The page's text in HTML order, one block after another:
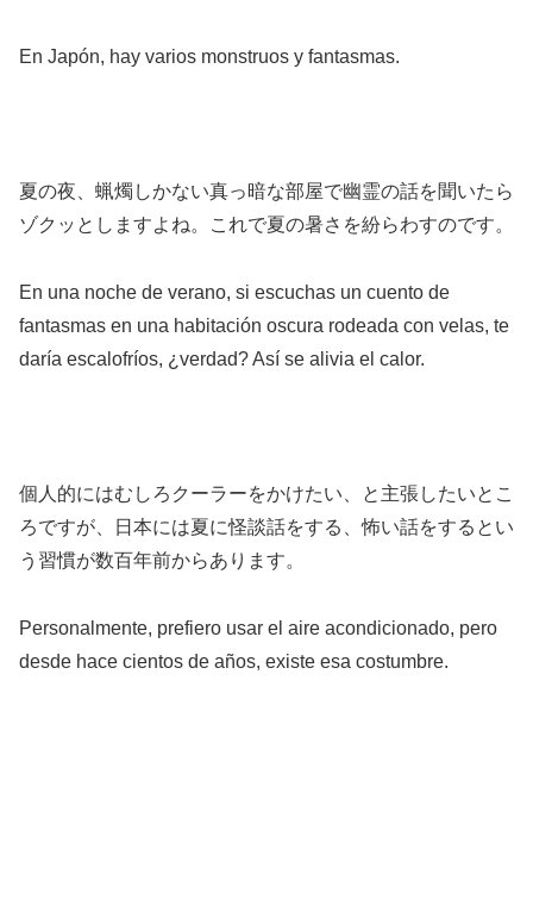
En Japón, hay varios monstruos y fantasmas.
夏の夜、蝋燭しかない真っ暗な部屋で幽霊の話を聞いたら
ゾクッとしますよね。これで夏の暑さを紛らわすのです。
En una noche de verano, si escuchas un cuento de
fantasmas en una habitación oscura rodeada con velas, te
daría escalofríos, ¿verdad? Así se alivia el calor.
個人的にはむしろクーラーをかけたい、と主張したいとこ
ろですが、日本には夏に怪談話をする、怖い話をするとい
う習慣が数百年前からあります。
Personalmente, prefiero usar el aire acondicionado, pero
desde hace cientos de años, existe esa costumbre.